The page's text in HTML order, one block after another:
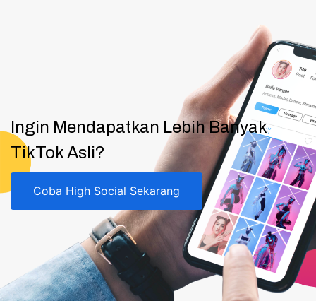
Ingin Mendapatkan Lebih Banyak
TikTok Asli?
Coba High Social Sekarang